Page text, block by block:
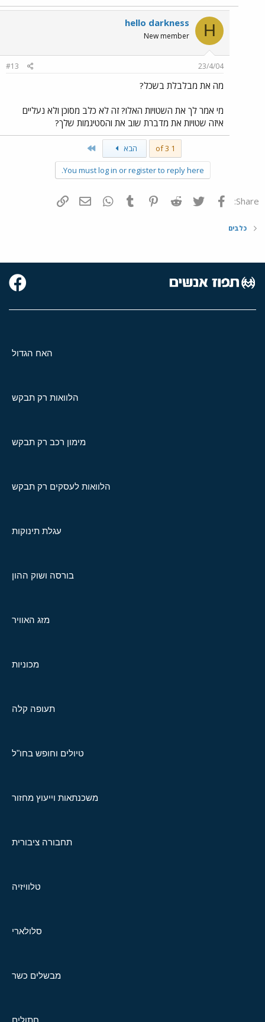
H
hello darkness
New member
23/4/04
#13
מה את מבלבלת בשכל?
מי אמר לך את השטויות האלו? זה לא כלב מסוכן ולא נעליים
איזה שטויות את מדברת שוב את והסטיגמות שלך?
1 of 3 הבא
You must log in or register to reply here.
Share: פייסבוק Twitter
Reddit
Pinterest
Tumblr
WhatsAppדואר אלקטרוני
כלבים
האח הגדול
הלוואות רק תבקש
מימון רכב רק תבקש
הלוואות לעסקים רק תבקש
עגלת תינוקות
בורסה ושוק ההון
מזג האוויר
מכוניות
תעופה קלה
טיולים וחופש בחו"ל
משכנתאות וייעוץ מחזור
תחבורה ציבורית
טלוויזיה
סלולארי
מבשלים כשר
חתולים